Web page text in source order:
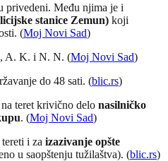
privedeni. Među njima je i
stanice Zemun) koji
(Moj Novi Sad)
A. K. i N. N. (Moj Novi Sad)
do 48 sati. (blic.rs)
teret krivično delo nasilničko
. (Moj Novi Sad)
i za izazivanje opšte
u saopštenju tužilaštva). (blic.rs)